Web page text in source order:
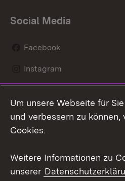
Social Media
Facebook
Instagram
Social Wall
Youtube
Kontakt
Um unsere Webseite für
und verbessern zu können,
Cookies.
Weitere Informationen zu
unserer